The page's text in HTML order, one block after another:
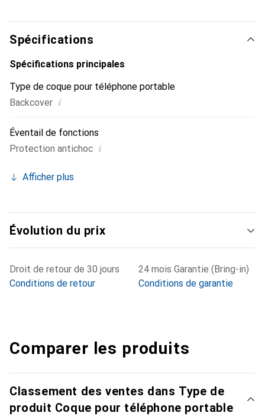
produits de haute qualité, la marque Noreve est un choix
fiable pour une clientèle exigeante.
Spécifications
Spécifications principales
Type de coque pour téléphone portable
Backcover i
Éventail de fonctions
Protection antichoc i
Afficher plus
Évolution du prix
Droit de retour de 30 jours
Conditions de retour
24 mois Garantie (Bring-in)
Conditions de garantie
Comparer les produits
Classement des ventes dans Type de
produit Coque pour téléphone portable